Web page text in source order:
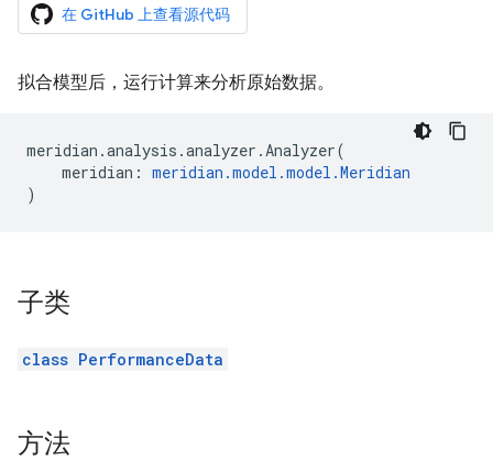
在 GitHub 上查看源代码
拟合模型后，运行计算来分析原始数据。
meridian .analysis .analyzer .Analyzer(
meridian : meridian .model .model .Meridian
)
子类
class PerformanceData
方法